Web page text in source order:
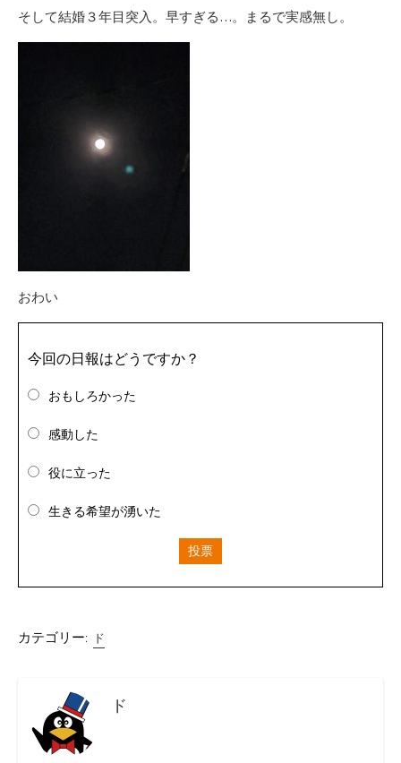
そして結婚３年目突入。早すぎる…。まるで実感無し。
おわい
今回の日報はどうですか？
おもしろかった
感動した
役に立った
生きる希望が湧いた
投票
カテゴリー: ド
ド